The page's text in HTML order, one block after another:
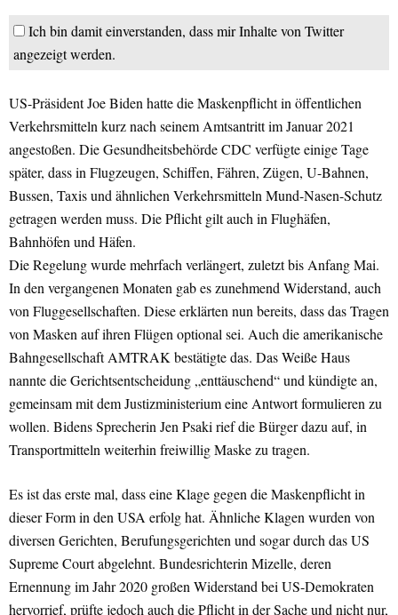
Ich bin damit einverstanden, dass mir Inhalte von Twitter
angezeigt werden.
US-Präsident Joe Biden hatte die Maskenpflicht in öffentlichen
Verkehrsmitteln kurz nach seinem Amtsantritt im Januar 2021
angestoßen. Die Gesundheitsbehörde CDC verfügte einige Tage
später, dass in Flugzeugen, Schiffen, Fähren, Zügen, U-Bahnen,
Bussen, Taxis und ähnlichen Verkehrsmitteln Mund-Nasen-Schutz
getragen werden muss. Die Pflicht gilt auch in Flughäfen,
Bahnhöfen und Häfen.
Die Regelung wurde mehrfach verlängert, zuletzt bis Anfang Mai.
In den vergangenen Monaten gab es zunehmend Widerstand, auch
von Fluggesellschaften. Diese erklärten nun bereits, dass das Tragen
von Masken auf ihren Flügen optional sei. Auch die amerikanische
Bahngesellschaft AMTRAK bestätigte das. Das Weiße Haus
nannte die Gerichtsentscheidung „enttäuschend“ und kündigte an,
gemeinsam mit dem Justizministerium eine Antwort formulieren zu
wollen. Bidens Sprecherin Jen Psaki rief die Bürger dazu auf, in
Transportmitteln weiterhin freiwillig Maske zu tragen.
Es ist das erste mal, dass eine Klage gegen die Maskenpflicht in
dieser Form in den USA erfolg hat. Ähnliche Klagen wurden von
diversen Gerichten, Berufungsgerichten und sogar durch das US
Supreme Court abgelehnt. Bundesrichterin Mizelle, deren
Ernennung im Jahr 2020 großen Widerstand bei US-Demokraten
hervorrief, prüfte jedoch auch die Pflicht in der Sache und nicht nur,